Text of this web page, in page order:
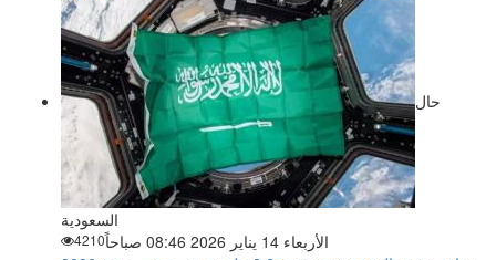
حال
السعودية
الأربعاء 14 يناير 2026 08:46 صباحاً
4210